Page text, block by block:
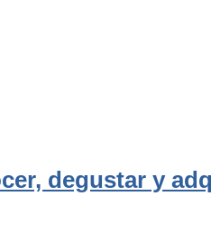
degustar y